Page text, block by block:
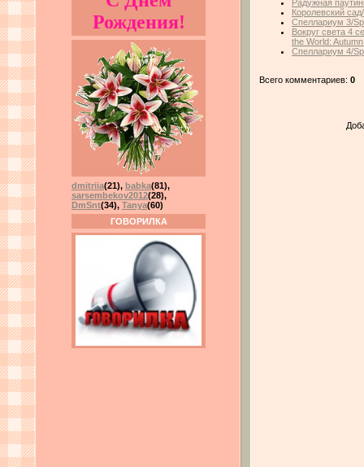
Рождения!
dmitriia(21), babka(81),
sarsembekov2012(28),
DmSnt(34), Tanya(60)
ГОВОРИЛКА
Радужная
Королевский
Спеллариум 3/
Вокруг света 4
the World:
Спеллариум 4/
Всего комментариев: 0